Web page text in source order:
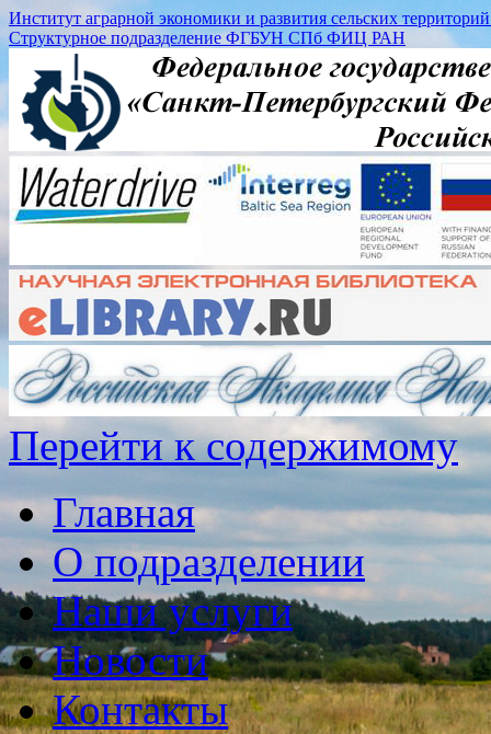
Институт аграрной экономики и развития сельских
Структурное подразделение ФГБУН СПб ФИЦ РАН
Перейти к содержимому
Главная
О подразделении
Наши услуги
Новости
Контакты